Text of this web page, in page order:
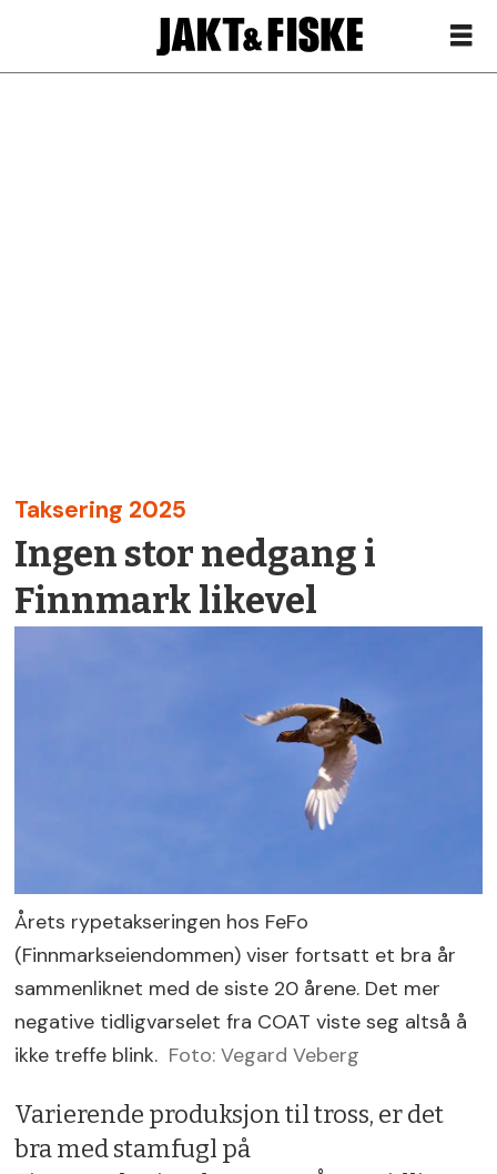
Taksering 2025
Ingen stor nedgang i
Finnmark likevel
Årets rypetakseringen hos FeFo
(Finnmarkseiendommen) viser fortsatt et bra år
sammenliknet med de siste 20 årene. Det mer
negative tidligvarselet fra COAT viste seg altså å
ikke treffe blink. Foto: Vegard Veberg
Varierende produksjon til tross, er det
bra med stamfugl på